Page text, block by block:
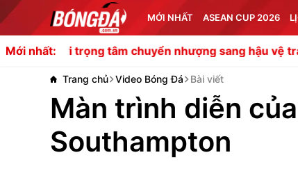
MỚI NHẤT ASEAN CUP 2026
Mới nhất:tâm chuyển nhượng sang hậu vệ trái Chelsea
Trang chủ Video Bóng Đá Bài viết
Màn trình diễn
Southampton